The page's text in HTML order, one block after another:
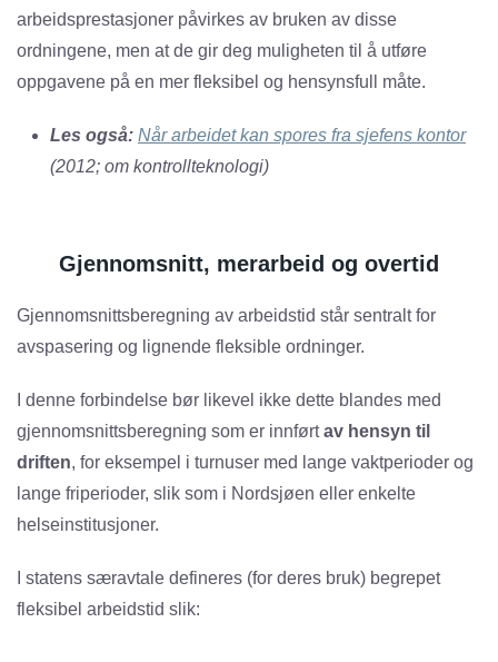
arbeidsprestasjoner påvirkes av bruken av disse
ordningene, men at de gir deg muligheten til å utføre
oppgavene på en mer fleksibel og hensynsfull måte.
Les også: Når arbeidet kan spores fra sjefens kontor
(2012; om kontrollteknologi)
Gjennomsnitt, merarbeid og overtid
Gjennomsnittsberegning av arbeidstid står sentralt for
avspasering og lignende fleksible ordninger.
I denne forbindelse bør likevel ikke dette blandes med
gjennomsnittsberegning som er innførtav hensyn til
driften, for eksempel i turnuser med lange vaktperioder og
lange friperioder, slik som i Nordsjøen eller enkelte
helseinstitusjoner.
I statens særavtale defineres (for deres bruk) begrepet
fleksibel arbeidstid slik: